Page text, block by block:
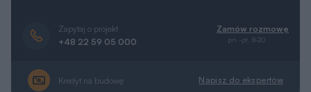
Zapytaj o projekt
+48 22 59 05 000
Zamów rozmowę
pn.-pt. 8-20
Kredyt na budowę Napisz do ekspertów